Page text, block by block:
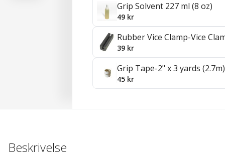
Grip Solvent 227 ml (8 oz)
49 kr
Rubber Vice Clamp-Vice
39 kr
Grip Tape-2" x 3 yards (2.7m)
45 kr
Beskrivelse